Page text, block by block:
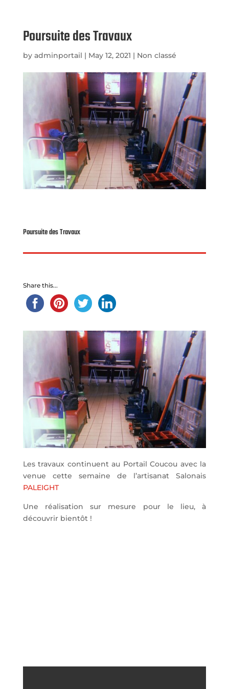
Poursuite des Travaux
by adminportail | May 12, 2021 | Non classé
Poursuite des Travaux
Share this...
Les travaux continuent au Portail Coucou avec la
venue cette semaine de l’artisanat Salonais
PALEIGHT
Une réalisation sur mesure pour le lieu, à
découvrir bientôt !